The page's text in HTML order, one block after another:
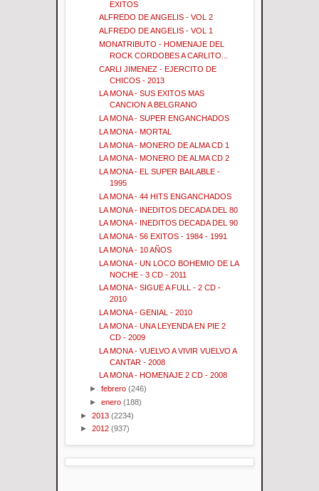
EXITOS
ALFREDO DE ANGELIS - VOL 2
ALFREDO DE ANGELIS - VOL 1
MONATRIBUTO - HOMENAJE DEL
ROCK CORDOBES A CARLITO...
CARLI JIMENEZ - EJERCITO DE
CHICOS - 2013
LA MONA - SUS EXITOS MAS
CANCION A BELGRANO
LA MONA - SUPER ENGANCHADOS
LA MONA - MORTAL
LA MONA - MONERO DE ALMA CD 1
LA MONA - MONERO DE ALMA CD 2
LA MONA - EL SUPER BAILABLE -
1995
LA MONA - 44 HITS ENGANCHADOS
LA MONA - INEDITOS DECADA DEL 80
LA MONA - INEDITOS DECADA DEL 90
LA MONA - 56 EXITOS - 1984 - 1991
LA MONA - 10 AÑOS
LA MONA - UN LOCO BOHEMIO DE LA
NOCHE - 3 CD - 2011
LA MONA - SIGUE A FULL - 2 CD -
2010
LA MONA - GENIAL - 2010
LA MONA - UNA LEYENDA EN PIE 2
CD - 2009
LA MONA - VUELVO A VIVIR VUELVO A
CANTAR - 2008
LA MONA - HOMENAJE 2 CD - 2008
►febrero (246)
►enero (188)
► 2013 (2234)
► 2012 (937)